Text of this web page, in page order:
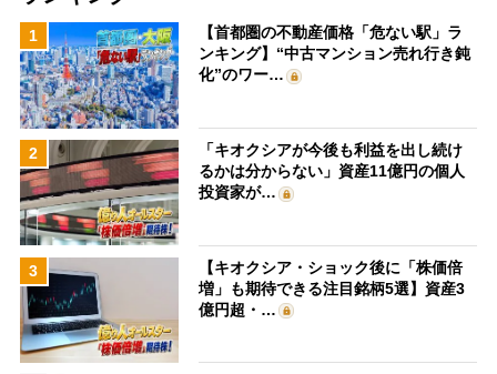
1
【首都圏の不動産価格「危ない駅」ラ
ンキング】“中古マンション売れ行き鈍
化”のワー…
2
「キオクシアが今後も利益を出し続け
るかは分からない」資産11億円の個人
投資家が…
3
【キオクシア・ショック後に「株価倍
増」も期待できる注目銘柄5選】資産3
億円超・…